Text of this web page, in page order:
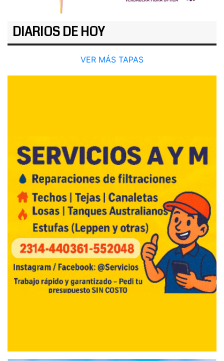
DIARIOS DE HOY
VER MÁS TAPAS